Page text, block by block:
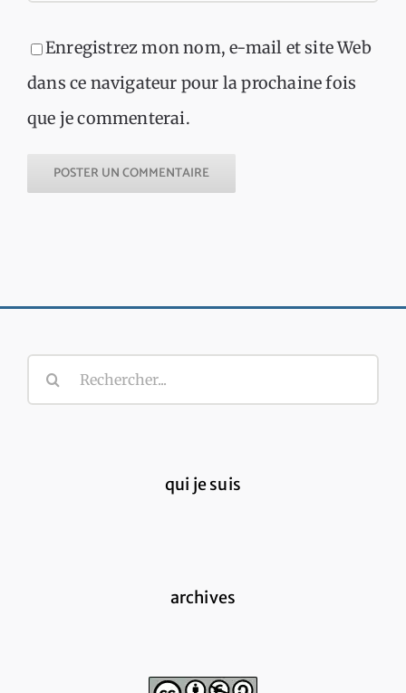
Enregistrez mon nom, e-mail et site Web
dans ce navigateur pour la prochaine fois
que je commenterai.
Rechercher:
qui je suis
archives